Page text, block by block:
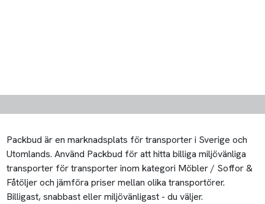
Packbud är en marknadsplats för transporter i Sverige och
Utomlands. Använd Packbud för att hitta billiga miljövänliga
transporter för transporter inom kategori Möbler / Soffor &
Fåtöljer och jämföra priser mellan olika transportörer.
Billigast, snabbast eller miljövänligast - du väljer.